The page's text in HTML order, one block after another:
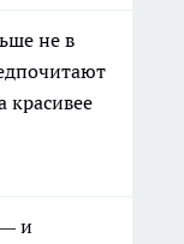
не в
красивее
и